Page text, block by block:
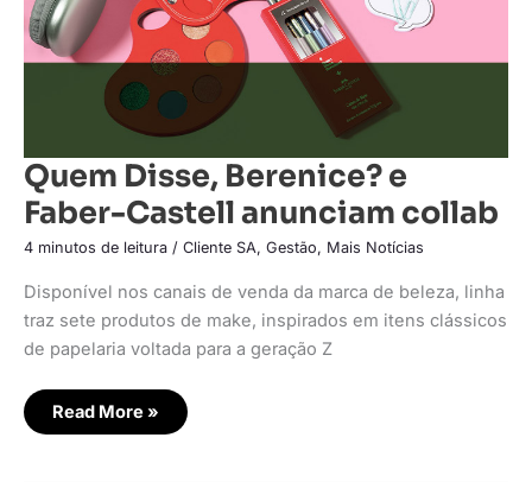
Quem Disse, Berenice? e
Faber-Castell anunciam collab
4 minutos de leitura / Cliente SA, Gestão, Mais Notícias
Disponível nos canais de venda da marca de beleza, linha
traz sete produtos de make, inspirados em itens clássicos
de papelaria voltada para a geração Z
Read More »